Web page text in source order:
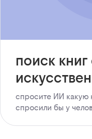
поиск
спросите ИИ какую
спросили бы у